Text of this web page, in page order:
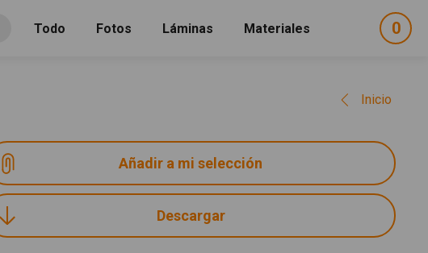
Todo Fotos Láminas Materiales 0
Inicio
Descargar